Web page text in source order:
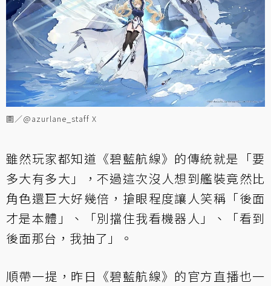
圖／@azurlane_staff X
雖然玩家都知道《碧藍航線》的傳統就是「要
多大有多大」，不過這次沒人想到艦裝竟然比
角色還巨大好幾倍，搶眼程度讓人笑稱「後面
才是本體」、「別擋住我看機器人」、「看到
後面那台，我抽了」。
順帶一提，昨日《碧藍航線》的官方直播也一